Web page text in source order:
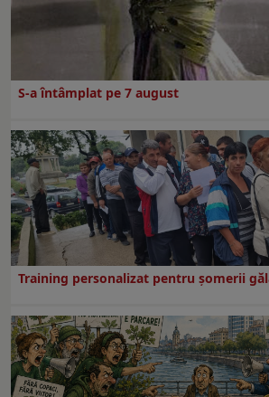
S-a întâmplat pe 7 august
Training personalizat pentru șomerii